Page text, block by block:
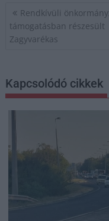
Bejegyzés
navigáció
Rendkívüli
támogatásban részesült
Zagyvarékas
Kapcsolódó cikkek